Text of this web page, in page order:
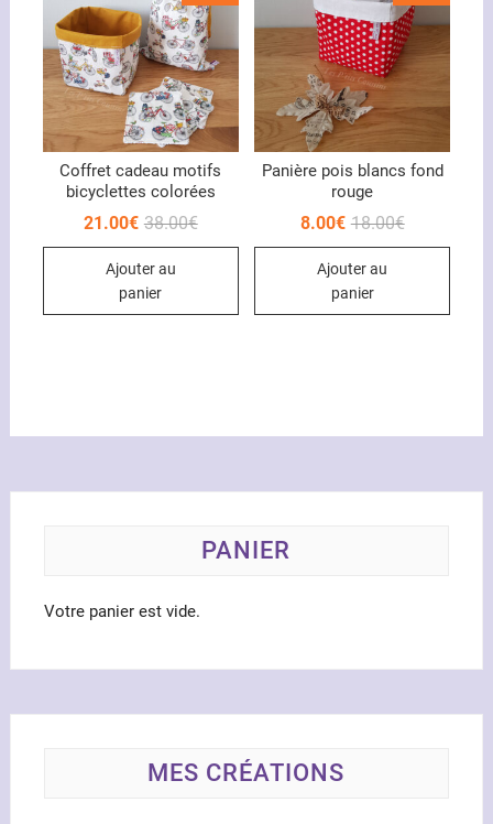
Coffret cadeau motifs
bicyclettes colorées
38.00€Le
initial
21.00€
Le
actuel
Ajouter au
panier
Panière pois blancs fond
rouge
18.00€Le
initial
8.00€
Le
actuel
Ajouter au
panier
PANIER
Votre panier est vide.
MES CRÉATIONS